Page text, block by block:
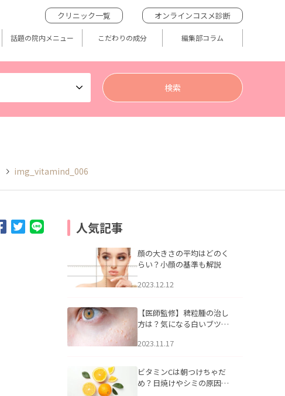
クリニック一覧 オンラインコスメ診断
話題の院内メニュー こだわりの成分 編集部コラム
img_vitamind_006
人気記事
顔の大きさの平均はどのく
らい？小顔の基準も解説
2023.12.12
【医師監修】稗粒腫の治し
方は？気になる白いブツブ
アについて
2023.11.17
ビタミンCは朝つけちゃだ
め？日焼けやシミの原因に